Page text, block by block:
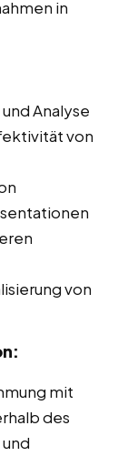
in
Analyse
von
von
mit
des